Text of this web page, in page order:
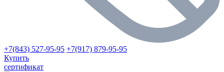
+7(843) 527-95-95 +7(917) 879-95-95
Купить
сертификат